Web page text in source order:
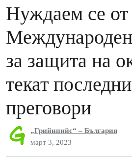
Нуждаем се от
за защита на
текат последни
преговори
„Грийнпийс“ – България
март 3, 2023